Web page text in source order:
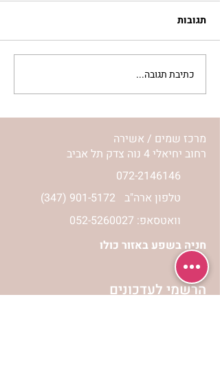
מתגעגעות לבית המפגש,
השיעור לתשעה באב | הר'
ימימה מזרחי
תגובות
כתיבת תגובה...
מרכז שמים / אשירה
רחוב יחיאלי 4 נוה צדק תל אביב
072-2146146
(347) 901-5172 טלפון ארה"ב
וואטסאפ: 052-5260027
חניה בשפע באזור כולו
הרשמי לעדכונים